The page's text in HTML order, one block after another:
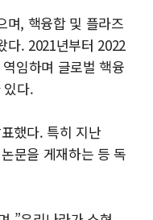
며, 핵융합 및 플라즈
다. 2021년부터 2022
임하며 글로벌 핵융
있다.
했다. 특히 지난
문을 게재하는 등 독